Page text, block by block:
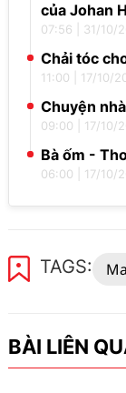
của Johan
07:56 31/10/
Chải tóc
11:00 17/10/
Chuyện
09:00 17/10/
Bà ốm -
06:00 17/10/
TAGS:
BÀI LIÊN